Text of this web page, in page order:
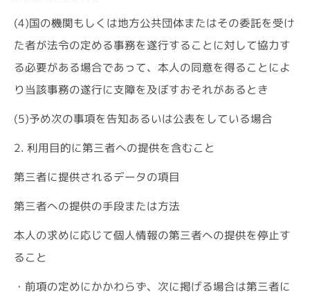
(4)国の機関もしくは地方公共団体またはその委託を受け
た者が法令の定める事務を遂行することに対して協力す
る必要がある場合であって、本人の同意を得ることによ
り当該事務の遂行に支障を及ぼすおそれがあるとき
(5)予め次の事項を告知あるいは公表をしている場合
2. 利用目的に第三者への提供を含むこと
第三者に提供されるデータの項目
第三者への提供の手段または方法
本人の求めに応じて個人情報の第三者への提供を停止す
ること
・前項の定めにかかわらず、次に掲げる場合は第三者に